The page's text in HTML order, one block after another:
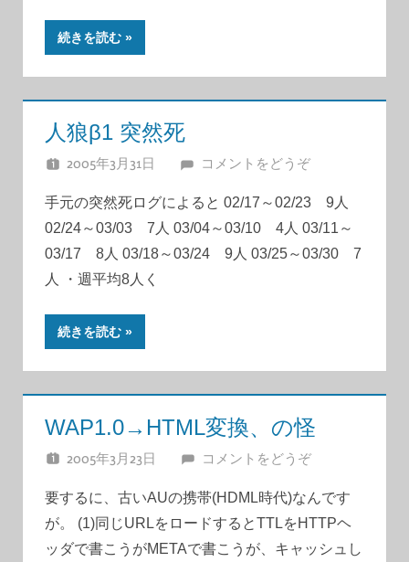
続きを読む
人狼β1 突然死
2005年3月31日 JUNA
コメントをどうぞ
手元の突然死ログによると 02/17～02/23 9人
02/24～03/03 7人 03/04～03/10 4人 03/11～
03/17 8人 03/18～03/24 9人 03/25～03/30 7
人 ・週平均8人く
続きを読む
WAP1.0→HTML変換、の怪
2005年3月23日 JUNA
コメントをどうぞ
要するに、古いAUの携帯(HDML時代)なんです
が。 (1)同じURLをロードするとTTLをHTTPヘ
ッダで書こうがMETAで書こうが、キャッシュし